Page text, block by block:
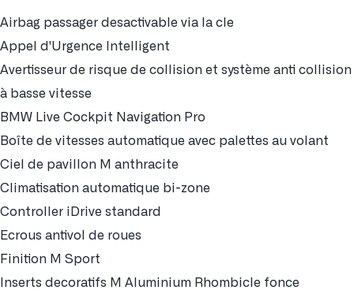
Airbag passager desactivable via la cle
Appel d'Urgence Intelligent
Avertisseur de risque de collision et système anti collision
à basse vitesse
BMW Live Cockpit Navigation Pro
Boîte de vitesses automatique avec palettes au volant
Ciel de pavillon M anthracite
Climatisation automatique bi-zone
Controller iDrive standard
Ecrous antivol de roues
Finition M Sport
Inserts decoratifs M Aluminium Rhombicle fonce